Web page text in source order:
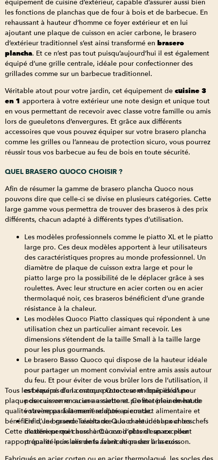
équipement de cuisine d’extérieur, capable d’assurer aussi bien
les fonctions de planchas que de four à bois et de barbecue. En
rehaussant à hauteur d’homme ce foyer extérieur et en lui
ajoutant une plaque de cuisson en acier carbone, le brasero
d’extérieur traditionnel s’est ainsi transformé en brasero
plancha. Et ce n’est pas tout puisqu’aujourd’hui il est également
équipé d’une grille centrale, idéale pour confectionner des
grillades comme sur un barbecue traditionnel.
Véritable atout pour votre jardin, cet équipement de cuisine 3
en 1 apportera à votre extérieur une note design et unique tout
en vous permettant de recevoir avec classe votre famille ou amis
lors de gueuletons d’envergures. Et grâce aux différents
accessoires que vous pouvez équiper sur votre brasero plancha
comme les grilles ou l’anneau de protection sicuro, vous pourrez
réussir tous vos barbecue au feu de bois en toute sécurité.
QUEL BRASERO QUOCO CHOISIR ?
Afin de résumer la gamme de brasero plancha Quoco nous
pouvons dire que celle-ci se divise en plusieurs catégories. Cette
large gamme vous permettra de trouver des braseros à des prix
différents, chacun adapté à différents types d’utilisation.
Les modèles professionnels comme le piatto XL et le piatto
large pro. Ces deux modèles apportent à leur utilisateurs
des caractéristiques propres au monde professionnel. Un
diamètre de plaque de cuisson extra large et pour le
piatto large pro la possibilité de le déplacer grâce à ses
roulettes. Avec leur structure en acier corten ou en acier
thermolaqué noir, ces braseros bénéficient d’une grande
résistance à la chaleur.
Les modèles Quoco Piatto classiques qui répondent à une
utilisation chez un particulier aimant recevoir. Les
dimensions s’étendent de la taille Small à la taille large
pour les plus gourmands.
Le brasero Basso Quoco qui dispose de la hauteur idéale
pour partager un moment convivial entre amis assis autour
du feu. Et pour éviter de vous brûler lors de l’utilisation, il
est équipé d’un contour protecteur en bois idéal pour
poser un verre ou une assiette et profiter pleinement de
votre repas à la manière d’une pierrade.
Enfin, le brasero Tavolo de Quoco est idéal pour les chefs
d’extérieur qui cherchent à avoir plus d’espace pour
préparer leurs aliments avant de passer à la cuisson.
Tous les braseros de la marque Quoco sont équipés d’une
plaque de cuisson en acier au carbone. Ce matériau de haute
qualité s’avère parfaitement adapté au contact alimentaire et
bénéficie d’une grande résistance à la chaleur et aux chocs.
Cette matière permet aussi à Quoco d’obtenir un excellent
rapport qualité-prix lors de la fabrication des braseros.